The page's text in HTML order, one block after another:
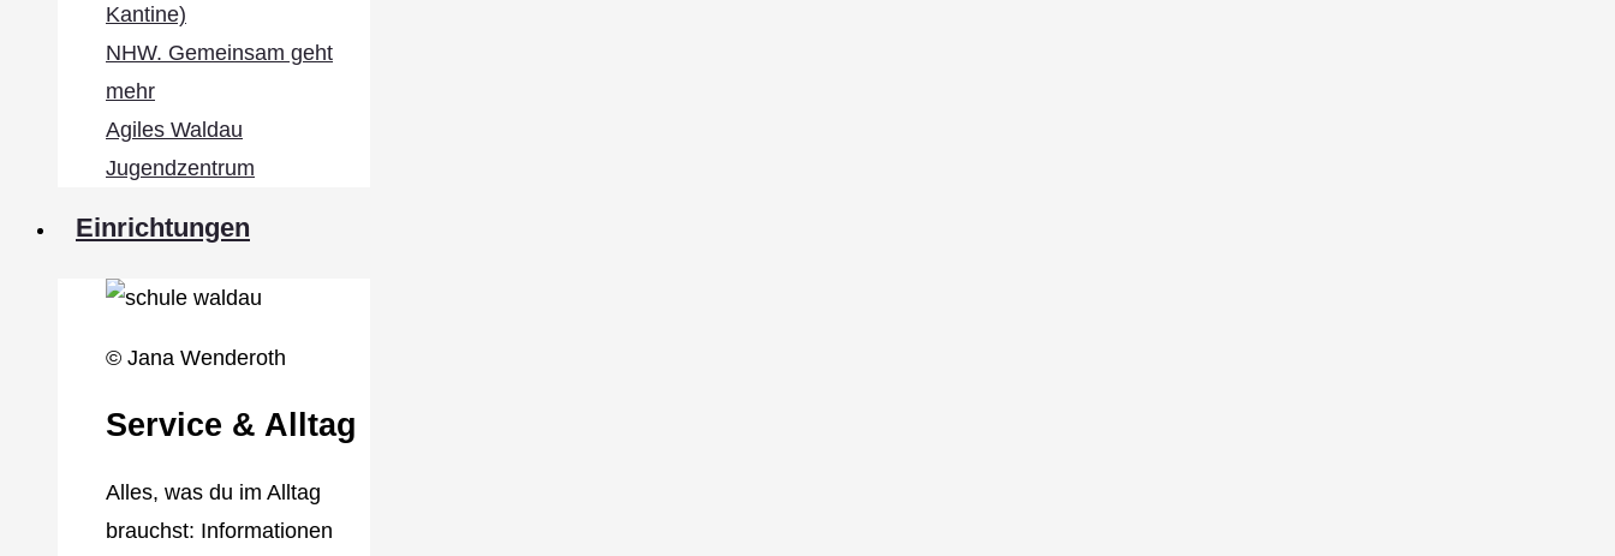
Kantine)
NHW. Gemeinsam geht
mehr
Agiles Waldau
Jugendzentrum
Einrichtungen
© Jana Wenderoth
Service & Alltag
Alles, was du im Alltag
brauchst: Informationen